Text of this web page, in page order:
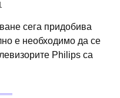
сега придобива
е необходимо да се
Philips са